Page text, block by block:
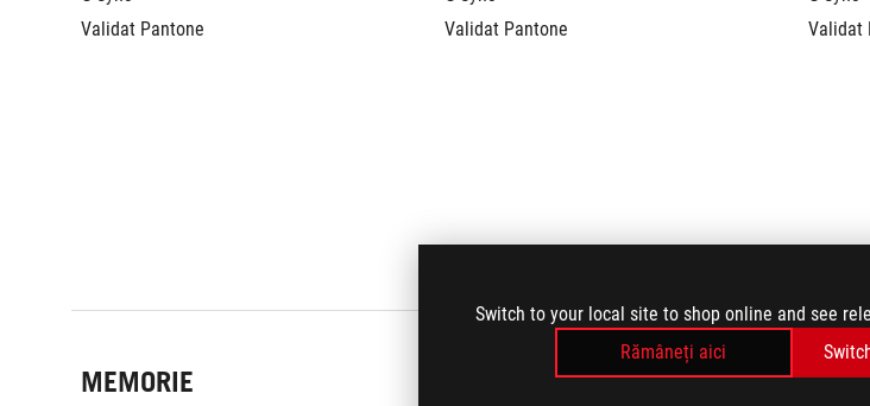
Switch to your local site to shop online and see
Rămâneți aici
Validat Pantone
Validat Pantone
Validat
MEMORIE